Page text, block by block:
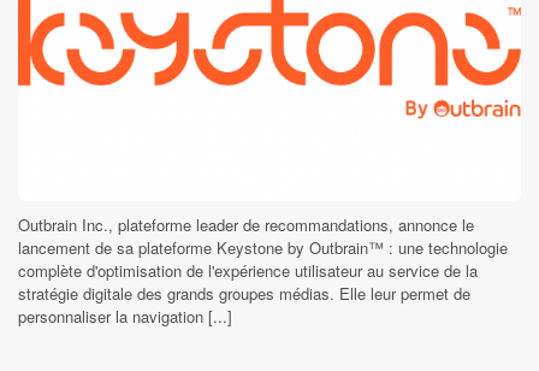
Outbrain Inc., plateforme leader de recommandations, annonce le
lancement de sa plateforme Keystone by Outbrain™ : une technologie
complète d'optimisation de l'expérience utilisateur au service de la
stratégie digitale des grands groupes médias. Elle leur permet de
personnaliser la navigation [...]